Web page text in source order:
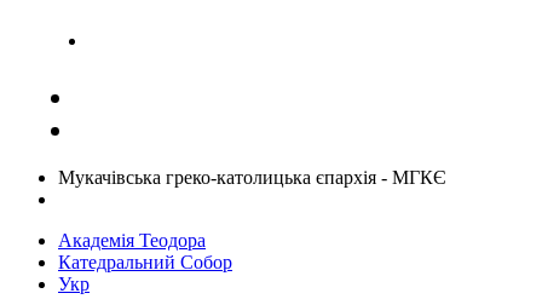
Мукачівська греко-католицька єпархія - МГКЄ
Академія Теодора
Катедральний Собор
Укр